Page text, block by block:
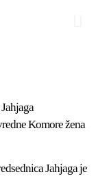
Komore žena
Jahjaga je